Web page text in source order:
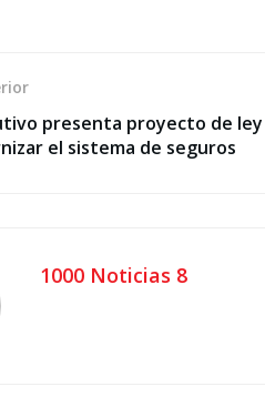
presenta proyecto de ley
el sistema de seguros
1000 Noticias 8